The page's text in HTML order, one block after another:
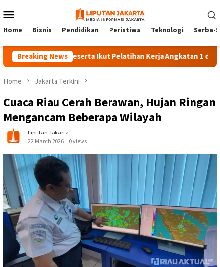
to
Menu
Home Bisnis Pendidikan Peristiwa Teknologi Serba-
Breaking News
140 Peserta Ikut Pelatihan Kerja Angkatan 1 di PPKD
Home Jakarta Terkini
Cuaca Riau Cerah Berawan, Hujan Ringan
Mengancam Beberapa Wilayah
Liputan Jakarta
22 March 2026
0 views